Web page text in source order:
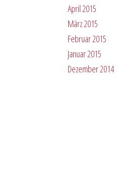
April 2015
März 2015
Februar 2015
Januar 2015
Dezember 2014